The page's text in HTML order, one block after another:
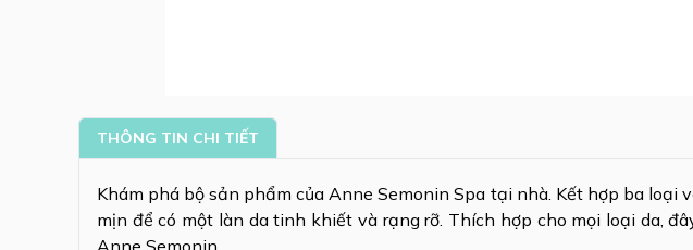
THÔNG TIN CHI TIẾT
Khám phá bộ sản phẩm của Anne Semonin Spa tại nhà. Kết hợp ba
mịn để có một làn da tinh khiết và rạng rỡ. Thích hợp cho mọi loại da,
Anne Semonin